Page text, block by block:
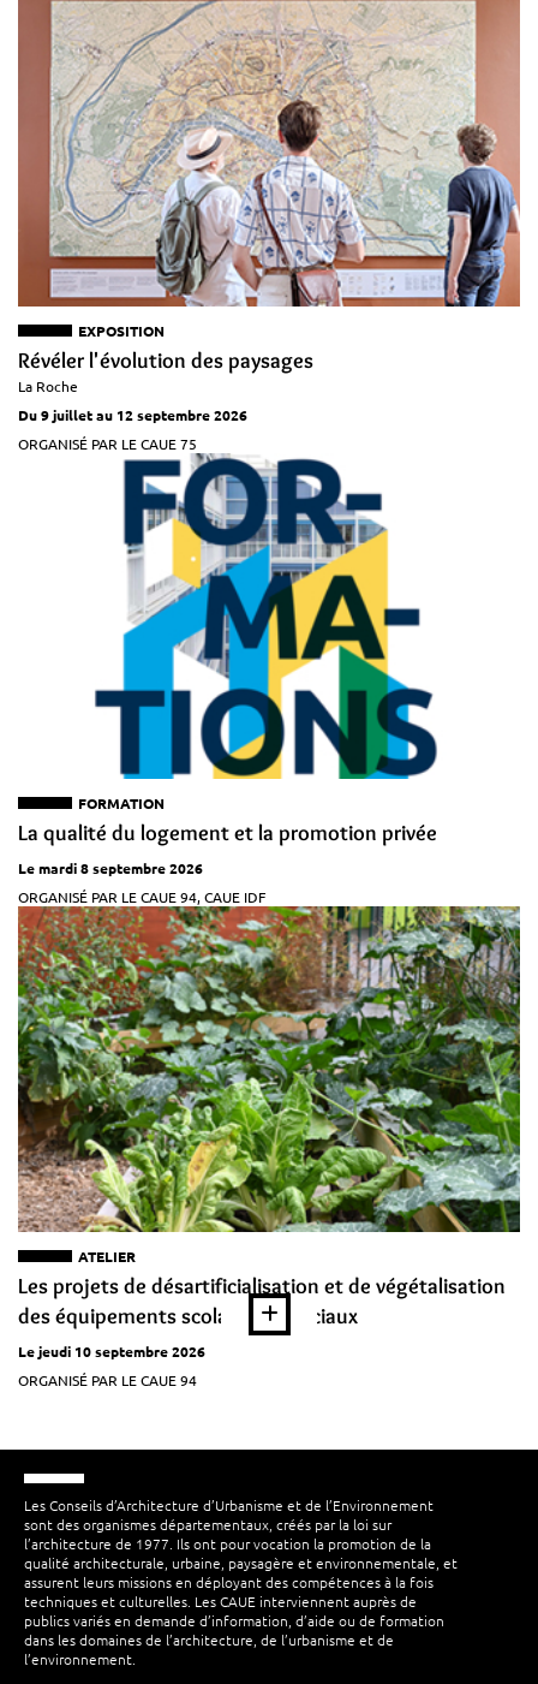
EXPOSITION
Révéler l'évolution des paysages
La Roche
Du 9 juillet au 12 septembre 2026
ORGANISÉ PAR LE CAUE 75
FORMATION
La qualité du logement et la promotion privée
Le mardi 8 septembre 2026
ORGANISÉ PAR LE CAUE 94, CAUE IDF
ATELIER
Les projets de désartificialisation et de végétalisation
des équipements scolaires et sociaux
Le jeudi 10 septembre 2026
ORGANISÉ PAR LE CAUE 94
Les Conseils d’Architecture d’Urbanisme et de l’Environnement
sont des organismes départementaux, créés par la loi sur
l’architecture de 1977. Ils ont pour vocation la promotion de la
qualité architecturale, urbaine, paysagère et environnementale, et
assurent leurs missions en déployant des compétences à la fois
techniques et culturelles. Les CAUE interviennent auprès de
publics variés en demande d’information, d’aide ou de formation
dans les domaines de l’architecture, de l’urbanisme et de
l’environnement.